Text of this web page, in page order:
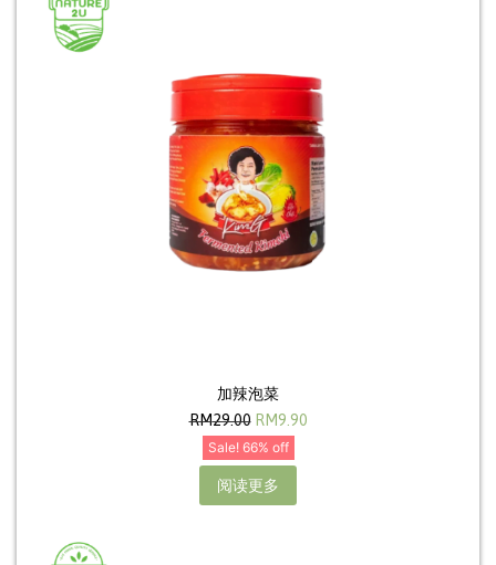
加辣泡菜
RM29.00 RM9.90
Sale! 66% off
阅读更多